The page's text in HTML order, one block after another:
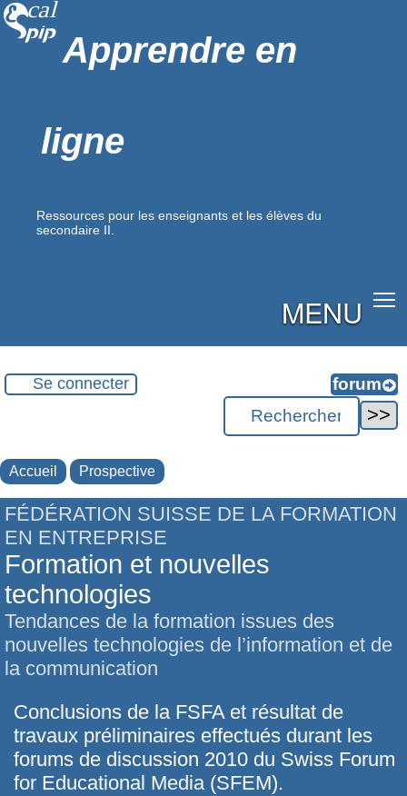
Apprendre en
ligne
Ressources pour les enseignants et les élèves du
secondaire II.
MENU
Se connecter
Accueil Prospective
FÉDÉRATION SUISSE DE LA FORMATION
EN ENTREPRISE
Formation et nouvelles
technologies
Tendances de la formation issues des
nouvelles technologies de l’information et de
la communication
Conclusions de la FSFA et résultat de
travaux préliminaires effectués durant les
forums de discussion 2010 du Swiss Forum
for Educational Media (SFEM).